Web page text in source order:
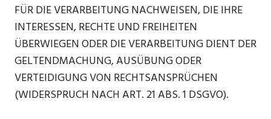
FÜR DIE VERARBEITUNG NACHWEISEN, DIE IHRE
INTERESSEN, RECHTE UND FREIHEITEN
ÜBERWIEGEN ODER DIE VERARBEITUNG DIENT DER
GELTENDMACHUNG, AUSÜBUNG ODER
VERTEIDIGUNG VON RECHTSANSPRÜCHEN
(WIDERSPRUCH NACH ART. 21 ABS. 1 DSGVO).